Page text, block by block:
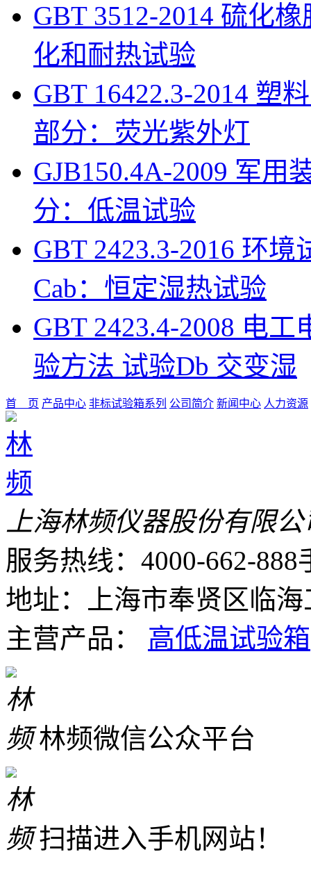
GBT 3512-2014 硫化
化和耐热试验
GBT 16422.3-2014 塑
部分：荧光紫外灯
GJB150.4A-2009 军用
分：低温试验
GBT 2423.3-2016 环
Cab：恒定湿热试验
GBT 2423.4-2008 电
验方法 试验Db 交变湿
首 页 产品中心 非标试验箱系列 公司简介 新闻中心 人力资源
上海林频仪器股份有限公
服务热线：4000-662-888
地址：上海市奉贤区临
主营产品： 高低温试验箱
林频微信公众平台
扫描进入手机网站！